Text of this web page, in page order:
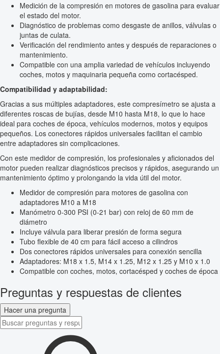
Medición de la compresión en motores de gasolina para evaluar
el estado del motor.
Diagnóstico de problemas como desgaste de anillos, válvulas o
juntas de culata.
Verificación del rendimiento antes y después de reparaciones o
mantenimiento.
Compatible con una amplia variedad de vehículos incluyendo
coches, motos y maquinaria pequeña como cortacésped.
Compatibilidad y adaptabilidad:
Gracias a sus múltiples adaptadores, este compresímetro se ajusta a
diferentes roscas de bujías, desde M10 hasta M18, lo que lo hace
ideal para coches de época, vehículos modernos, motos y equipos
pequeños. Los conectores rápidos universales facilitan el cambio
entre adaptadores sin complicaciones.
Con este medidor de compresión, los profesionales y aficionados del
motor pueden realizar diagnósticos precisos y rápidos, asegurando un
mantenimiento óptimo y prolongando la vida útil del motor.
Medidor de compresión para motores de gasolina con
adaptadores M10 a M18
Manómetro 0-300 PSI (0-21 bar) con reloj de 60 mm de
diámetro
Incluye válvula para liberar presión de forma segura
Tubo flexible de 40 cm para fácil acceso a cilindros
Dos conectores rápidos universales para conexión sencilla
Adaptadores: M18 x 1.5, M14 x 1.25, M12 x 1.25 y M10 x 1.0
Compatible con coches, motos, cortacésped y coches de época
Preguntas y respuestas de clientes
Hacer una pregunta